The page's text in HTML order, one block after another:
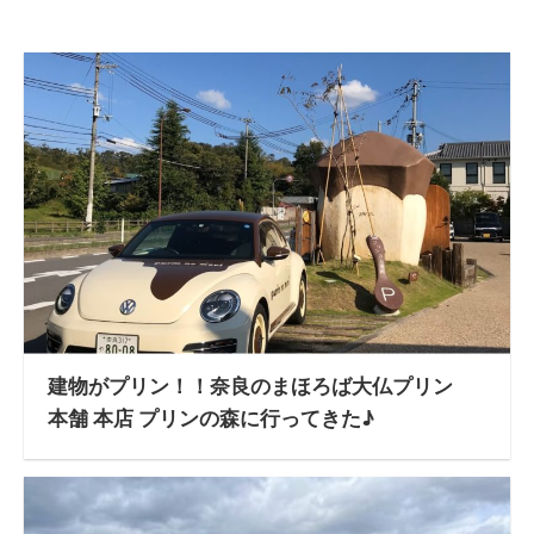
建物がプリン！！奈良のまほろば大仏プリン
本舗 本店 プリンの森に行ってきた♪